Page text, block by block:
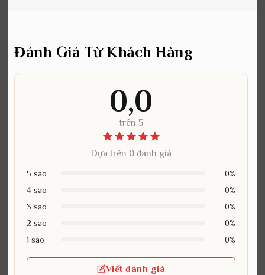
Đánh Giá Từ Khách Hàng
0,0
trên 5
Dựa trên 0 đánh giá
5 sao
0%
4 sao
0%
3 sao
0%
2 sao
0%
1 sao
0%
Viết đánh giá